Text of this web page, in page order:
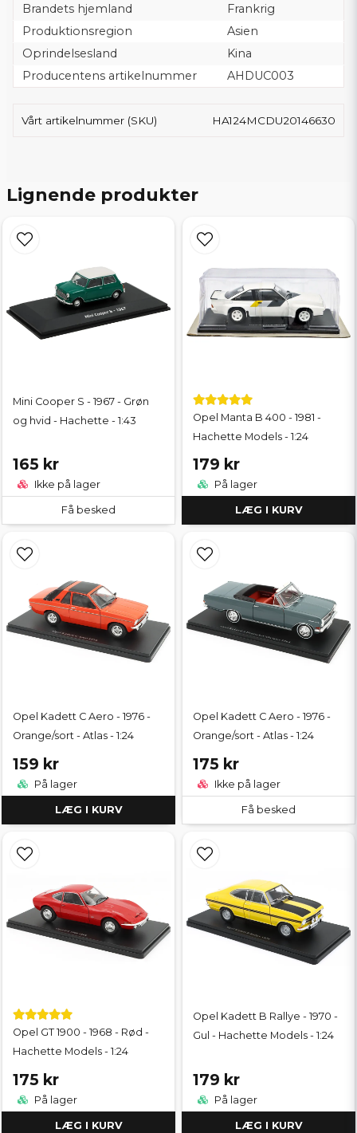
Brandets hjemland
Frankrig
Produktionsregion
Asien
Oprindelsesland
Kina
Producentens artikelnummer
AHDUC003
Vårt artikelnummer (SKU) HA124MCDU20146630
Lignende produkter
Mini Cooper S - 1967 - Grøn
og hvid - Hachette - 1:43
165 kr
Ikke på lager
Få besked
Opel Manta B 400 - 1981 -
Hachette Models - 1:24
179 kr
På lager
LÆG I KURV
Opel Kadett C Aero - 1976 -
Orange/sort - Atlas - 1:24
159 kr
På lager
LÆG I KURV
Opel Kadett C Aero - 1976 -
Orange/sort - Atlas - 1:24
175 kr
Ikke på lager
Få besked
Opel GT 1900 - 1968 - Rød -
Hachette Models - 1:24
175 kr
På lager
LÆG I KURV
Opel Kadett B Rallye - 1970 -
Gul - Hachette Models - 1:24
179 kr
På lager
LÆG I KURV